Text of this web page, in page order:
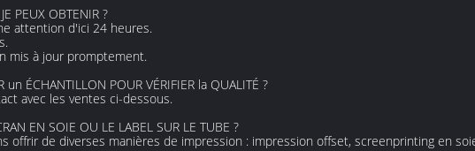
PEUX OBTENIR ?
attention d'ici 24 heures.
mis à jour promptement.
ÉCHANTILLON POUR VÉRIFIER la QUALITÉ ?
avec les ventes ci-dessous.
EN SOIE OU LE LABEL SUR LE TUBE ?
offrir de diverses manières de impression : impression offset, screenprinting en